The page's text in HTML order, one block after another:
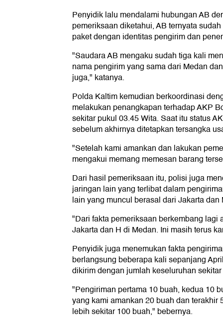
Penyidik lalu mendalami hubungan AB
pemeriksaan diketahui, AB ternyata
paket dengan identitas pengirim dan
"Saudara AB mengaku sudah tiga kali
nama pengirim yang sama dari Medan
juga," katanya.
Polda Kaltim kemudian berkoordinasi
melakukan penangkapan terhadap AKP
sekitar pukul 03.45 Wita. Saat itu status
sebelum akhirnya ditetapkan tersangka
"Setelah kami amankan dan lakukan
mengakui memang memesan barang
Dari hasil pemeriksaan itu, polisi juga
jaringan lain yang terlibat dalam
lain yang muncul berasal dari Jakarta dan
"Dari fakta pemeriksaan berkembang lagi
Jakarta dan H di Medan. Ini masih terus
Penyidik juga menemukan fakta
berlangsung beberapa kali sepanjang
dikirim dengan jumlah keseluruhan
"Pengiriman pertama 10 buah, kedua 10
yang kami amankan 20 buah dan terakhir
lebih sekitar 100 buah," bebernya.